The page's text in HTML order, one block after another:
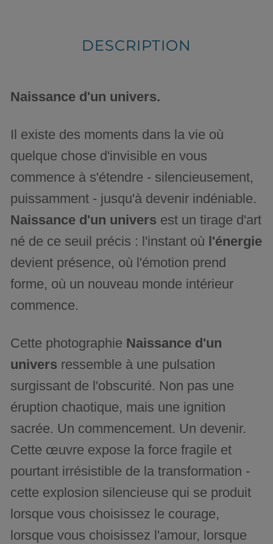
DESCRIPTION
Naissance d'un univers.
Il existe des moments dans la vie où
quelque chose d'invisible en vous
commence à s'étendre - silencieusement,
puissamment - jusqu'à devenir indéniable.
Naissance d'un univers est un tirage d'art
né de ce seuil précis : l'instant où l'énergie
devient présence, où l'émotion prend
forme, où un nouveau monde intérieur
commence.
Cette photographie Naissance d'un
univers ressemble à une pulsation
surgissant de l'obscurité. Non pas une
éruption chaotique, mais une ignition
sacrée. Un commencement. Un devenir.
Cette œuvre expose la force fragile et
pourtant irrésistible de la transformation -
cette explosion silencieuse qui se produit
lorsque vous choisissez le courage,
lorsque vous choisissez l'amour, lorsque